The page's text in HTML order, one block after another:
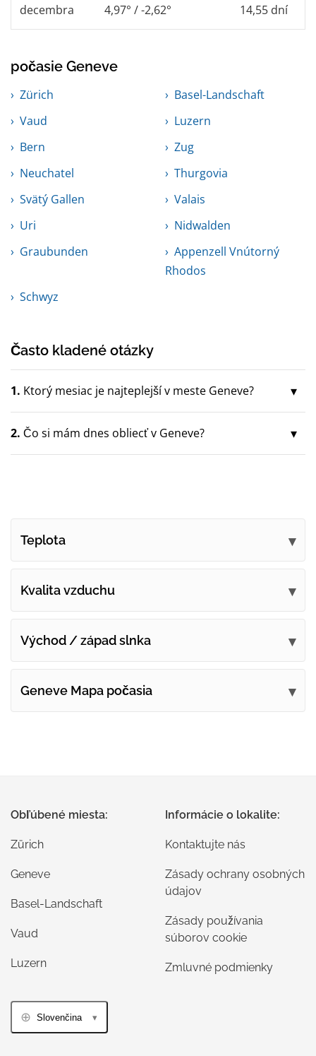
decembra 4,97° / -2,62° 14,55 dní
počasie Geneve
Zürich
Basel-Landschaft
Vaud
Luzern
Bern
Zug
Neuchatel
Thurgovia
Svätý Gallen
Valais
Uri
Nidwalden
Graubunden
Appenzell Vnútorný
Rhodos
Schwyz
Často kladené otázky
1. Ktorý mesiac je najteplejší v meste Geneve?
2. Čo si mám dnes obliecť v Geneve?
Teplota
Kvalita vzduchu
Východ / západ slnka
Geneve Mapa počasia
Obľúbené miesta:
Zürich
Geneve
Basel-Landschaft
Vaud
Luzern
Informácie o lokalite:
Kontaktujte nás
Zásady ochrany osobných
údajov
Zásady používania
súborov cookie
Zmluvné podmienky
Slovenčina